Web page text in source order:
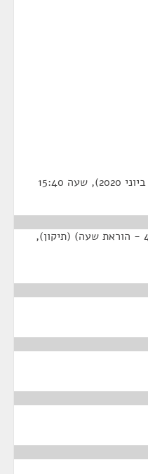
הצעת חוק חומרי נפץ (תיקון מס' 4 - הוראת שעה) (תיקון),